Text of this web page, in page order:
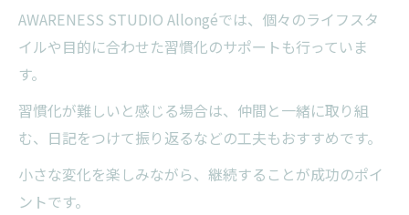
AWARENESS STUDIO Allongéでは、個々のライフスタ
イルや目的に合わせた習慣化のサポートも行っていま
す。
習慣化が難しいと感じる場合は、仲間と一緒に取り組
む、日記をつけて振り返るなどの工夫もおすすめです。
小さな変化を楽しみながら、継続することが成功のポイ
ントです。